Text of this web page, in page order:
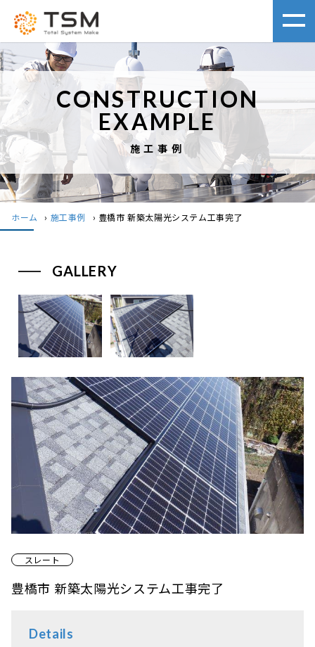
CONSTRUCTION
EXAMPLE
施工事例
ホーム › 施工事例 › 豊橋市 新築太陽光システム工事完了
スレート
豊橋市 新築太陽光システム工事完了
Details
GALLERY